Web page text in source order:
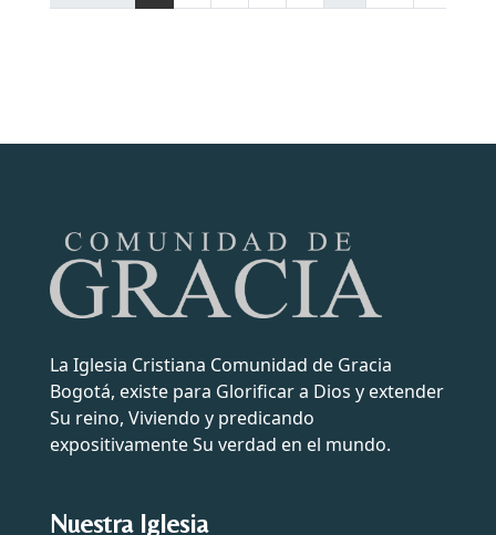
La Iglesia Cristiana Comunidad de Gracia
Bogotá, existe para Glorificar a Dios y extender
Su reino, Viviendo y predicando
expositivamente Su verdad en el mundo.
Nuestra Iglesia